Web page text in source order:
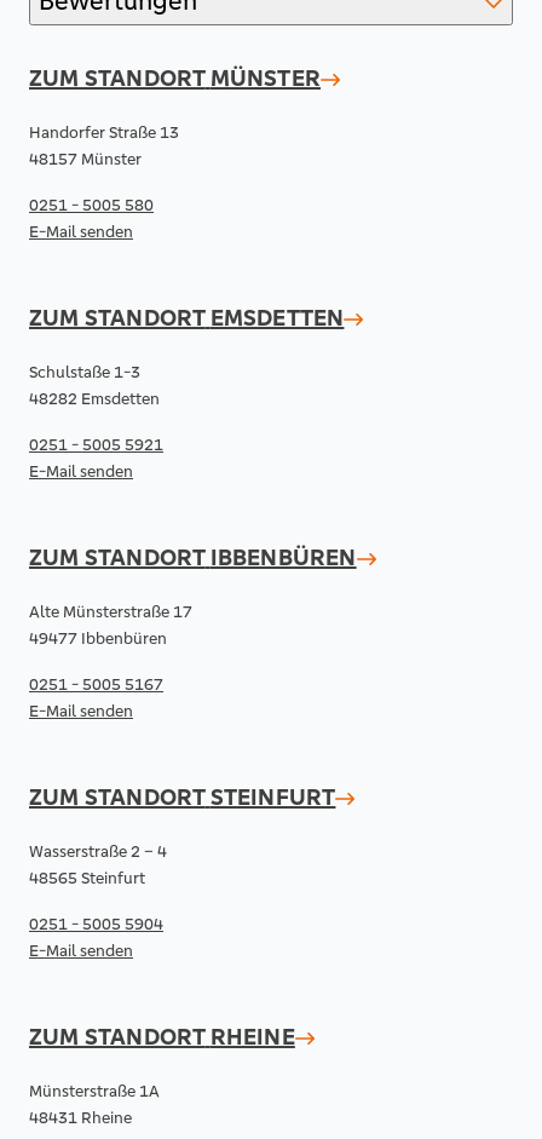
ZUM STANDORT MÜNSTER
Handorfer Straße 13
48157 Münster
0251 - 5005 580
E-Mail senden
ZUM STANDORT EMSDETTEN
Schulstaße 1-3
48282 Emsdetten
0251 - 5005 5921
E-Mail senden
ZUM STANDORT IBBENBÜREN
Alte Münsterstraße 17
49477 Ibbenbüren
0251 - 5005 5167
E-Mail senden
ZUM STANDORTSTEINFURT
Wasserstraße 2 – 4
48565 Steinfurt
0251 - 5005 5904
E-Mail senden
ZUM STANDORT RHEINE
Münsterstraße 1A
48431 Rheine